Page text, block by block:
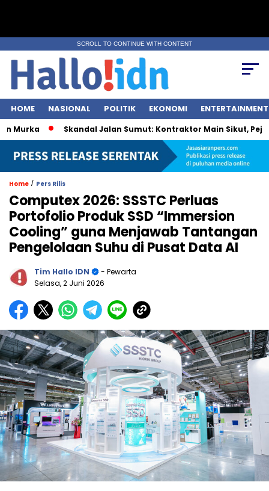
SCROLL TO CONTINUE WITH CONTENT
HOME NASIONAL POLITIK EKONOMI ENTERTAINMENT
Skandal Jalan Sumut: Kontraktor Main Sikut, Pejabat
Home / Pers Rilis
Computex 2026: SSSTC Perluas
Portofolio Produk SSD “Immersion
Cooling” guna Menjawab Tantangan
Pengelolaan Suhu di Pusat Data AI
Tim Hallo IDN
- Pewarta
Selasa, 2 Juni 2026